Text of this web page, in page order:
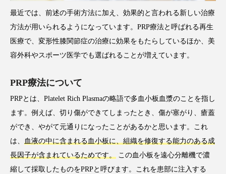
最近では、前述の手術方法に加え、効果的と言われる新しい治療
方法が用いられるようになっています。PRP療法と呼ばれる再生
医療で、変形性膝関節症の治療に効果をもたらしているほか、美
容外科やスポーツ医学でも選ばれることが増えています。
PRP療法について
PRPとは、Platelet Rich Plasmaの略語で多血小板血漿のことを指し
ます。例えば、切り傷ができてしまったとき、傷が塞がり、瘡蓋
ができ、やがて元通りになったことがあるかと思います。これ
は、 血液の中に含まれる血小板に、組織を修復する能力のある成
長因子が含まれているためです。 この血小板を遠心分離機で濃
縮して採取したものをPRPと呼びます。これを患部に注入する